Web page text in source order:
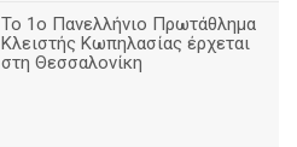
Το 1ο Πανελλήνιο Πρωτάθλημα
Κλειστής Κωπηλασίας έρχεται
στη Θεσσαλονίκη